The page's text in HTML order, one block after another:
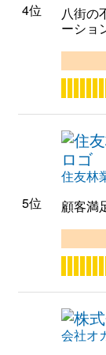
4位
八街の
ーショ
5位
住友林
顧客満
会社オ